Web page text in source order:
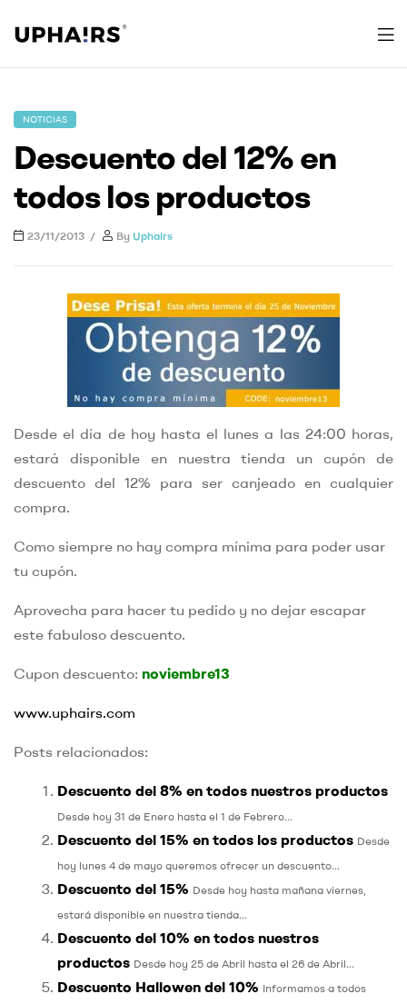
Uphairs
NOTICIAS
Descuento del 12% en
todos los productos
23/11/2013 By Uphairs
Desde el día de hoy hasta el lunes a las 24:00 horas,
estará disponible en nuestra tienda un cupón de
descuento del 12% para ser canjeado en cualquier
compra.
Como siempre no hay compra mínima para poder usar
tu cupón.
Aprovecha para hacer tu pedido y no dejar escapar
este fabuloso descuento.
Cupon descuento: noviembre13
www.uphairs.com
Posts relacionados:
Descuento del 8% en todos nuestros productos
Desde hoy 31 de Enero hasta el 1 de Febrero...
Descuento del 15% en todos los productos Desde
hoy lunes 4 de mayo queremos ofrecer un descuento...
Descuento del 15% Desde hoy hasta mañana viernes,
estará disponible en nuestra tienda...
Descuento del 10% en todos nuestros
productos Desde hoy 25 de Abril hasta el 26 de Abril...
Descuento Hallowen del 10% Informamos a todos